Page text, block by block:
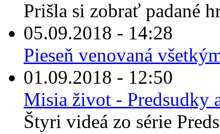
Prišla si zobrať padané
05.09.2018 - 14:28
Pieseň venovaná
01.09.2018 - 12:50
Misia život - Predsudky
Štyri videá zo série